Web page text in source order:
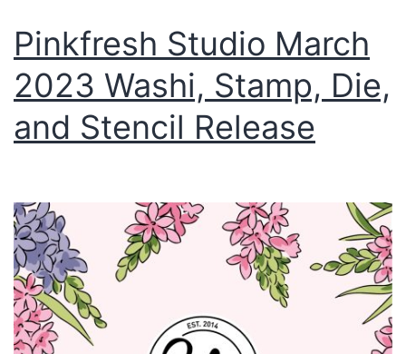
Pinkfresh Studio March
2023 Washi, Stamp, Die,
and Stencil Release